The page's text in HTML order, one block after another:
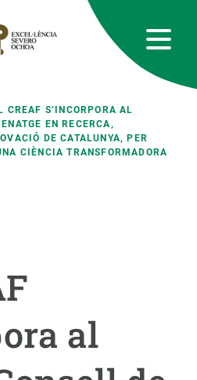
CREAF S’INCORPORA AL
EN RECERCA,
DE CATALUNYA, PER
CIÈNCIA TRANSFORMADORA
al